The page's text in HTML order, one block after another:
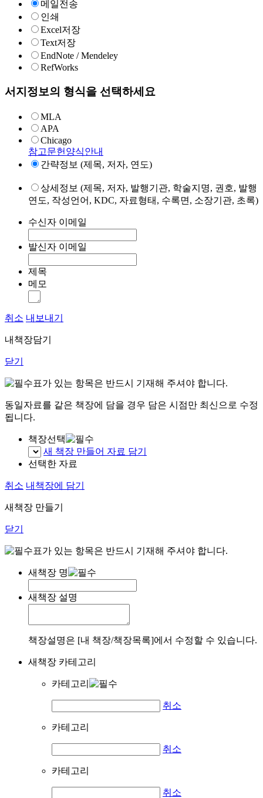
메일전송
인쇄
Excel저장
Text저장
EndNote / Mendeley
RefWorks
서지정보의 형식을 선택하세요
MLA
APA
Chicago
참고문헌양식안내
간략정보 (제목, 저자, 연도)
상세정보 (제목, 저자, 발행기관, 학술지명, 권호, 발행
연도, 작성언어, KDC, 자료형태, 수록면, 소장기관, 초록)
수신자 이메일
발신자 이메일
제목
메모
취소 내보내기
내책장담기
닫기
표가 있는 항목은 반드시 기재해 주셔야 합니다.
동일자료를 같은 책장에 담을 경우 담은 시점만 최신으로 수정
됩니다.
책장선택
새 책장 만들어 자료 담기
선택한 자료
취소 내책장에 담기
새책장 만들기
닫기
표가 있는 항목은 반드시 기재해 주셔야 합니다.
새책장 명
새책장 설명
책장설명은 [내 책장/책장목록]에서 수정할 수 있습니다.
새책장 카테고리
카테고리
취소
카테고리
취소
카테고리
취소